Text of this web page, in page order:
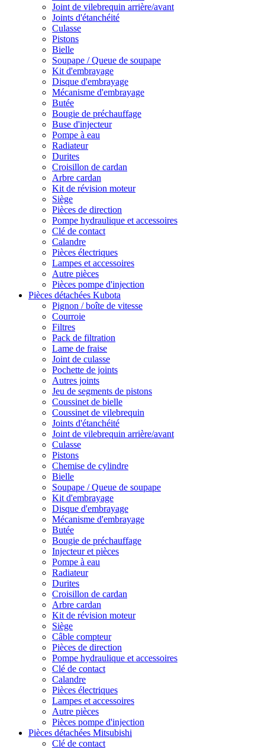
Joint de vilebrequin arrière/avant
Joints d'étanchéité
Culasse
Pistons
Bielle
Soupape / Queue de soupape
Kit d'embrayage
Disque d'embrayage
Mécanisme d'embrayage
Butée
Bougie de préchauffage
Buse d'injecteur
Pompe à eau
Radiateur
Durites
Croisillon de cardan
Arbre cardan
Kit de révision moteur
Siège
Pièces de direction
Pompe hydraulique et accessoires
Clé de contact
Calandre
Pièces électriques
Lampes et accessoires
Autre pièces
Pièces pompe d'injection
Pièces détachées Kubota
Pignon / boîte de vitesse
Courroie
Filtres
Pack de filtration
Lame de fraise
Joint de culasse
Pochette de joints
Autres joints
Jeu de segments de pistons
Coussinet de bielle
Coussinet de vilebrequin
Joints d'étanchéité
Joint de vilebrequin arrière/avant
Culasse
Pistons
Chemise de cylindre
Bielle
Soupape / Queue de soupape
Kit d'embrayage
Disque d'embrayage
Mécanisme d'embrayage
Butée
Bougie de préchauffage
Injecteur et pièces
Pompe à eau
Radiateur
Durites
Croisillon de cardan
Arbre cardan
Kit de révision moteur
Siège
Câble compteur
Pièces de direction
Pompe hydraulique et accessoires
Clé de contact
Calandre
Pièces électriques
Lampes et accessoires
Autre pièces
Pièces pompe d'injection
Pièces détachées Mitsubishi
Clé de contact